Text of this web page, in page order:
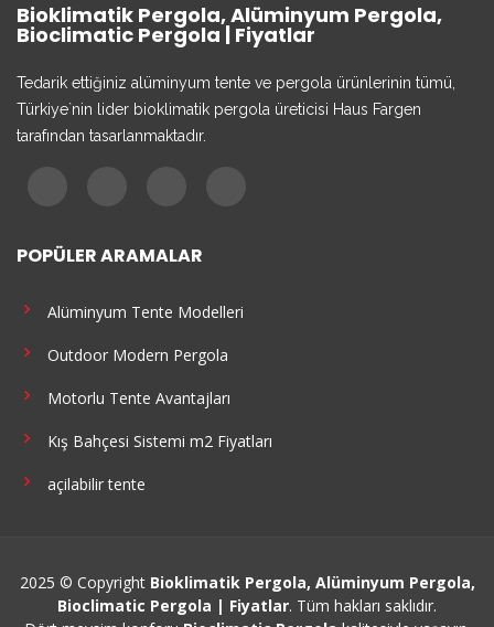
Bioklimatik Pergola, Alüminyum Pergola,
Bioclimatic Pergola | Fiyatlar
Tedarik ettiğiniz alüminyum tente ve pergola ürünlerinin tümü,
Türkiye`nin lider bioklimatik pergola üreticisi Haus Fargen
tarafından tasarlanmaktadır.
POPÜLER ARAMALAR
Alüminyum Tente Modelleri
Outdoor Modern Pergola
Motorlu Tente Avantajları
Kış Bahçesi Sistemi m2 Fiyatları
açilabilir tente
2025 © Copyright Bioklimatik Pergola, Alüminyum Pergola,
Bioclimatic Pergola | Fiyatlar. Tüm hakları saklıdır.